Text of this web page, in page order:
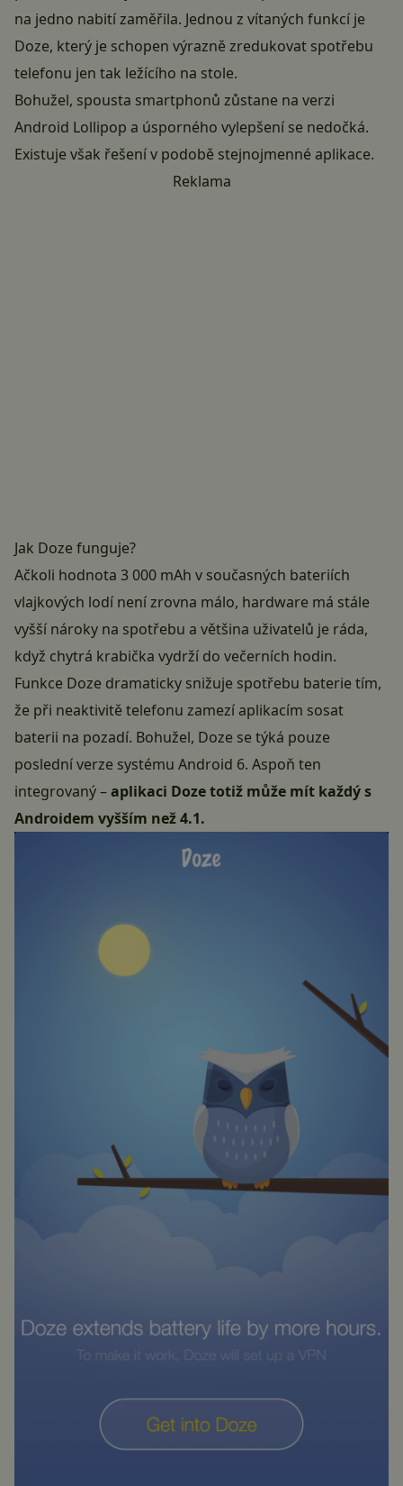
na jedno nabití zaměřila. Jednou z vítaných funkcí je
Doze, který je schopen výrazně zredukovat spotřebu
telefonu jen tak ležícího na stole.
Bohužel, spousta smartphonů zůstane na verzi
Android Lollipop a úsporného vylepšení se nedočká.
Existuje však řešení v podobě stejnojmenné aplikace.
Reklama
Jak Doze funguje?
Ačkoli hodnota 3 000 mAh v současných bateriích
vlajkových lodí není zrovna málo, hardware má stále
vyšší nároky na spotřebu a většina uživatelů je ráda,
když chytrá krabička vydrží do večerních hodin.
Funkce Doze dramaticky snižuje spotřebu baterie tím,
že při neaktivitě telefonu zamezí aplikacím sosat
baterii na pozadí. Bohužel, Doze se týká pouze
poslední verze systému Android 6. Aspoň ten
integrovaný –aplikaci Doze totiž může mít každý s
Androidem vyšším než 4.1.